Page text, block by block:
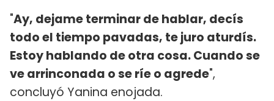
"Ay, dejame terminar de hablar, decís
todo el tiempo pavadas, te juro aturdís.
Estoy hablando de otra cosa. Cuando se
ve arrinconada o se ríe o agrede",
concluyó Yanina enojada.